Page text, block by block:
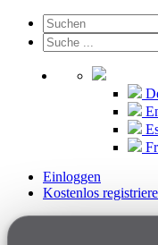
Einloggen
Kostenlos